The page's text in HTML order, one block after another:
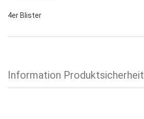
4er Blister
Information Produktsicherheit